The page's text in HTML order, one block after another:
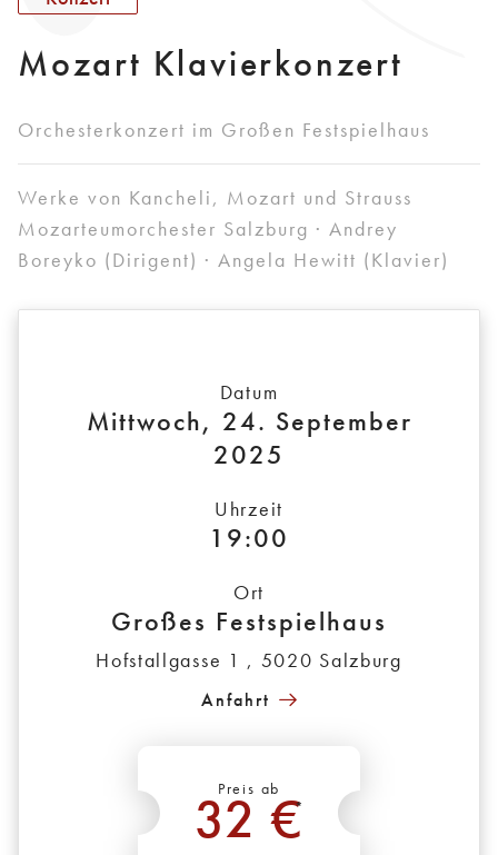
Mozart Klavierkonzert
Orchesterkonzert im Großen Festspielhaus
Werke von Kancheli, Mozart und Strauss
Mozarteumorchester Salzburg · Andrey
Boreyko (Dirigent) · Angela Hewitt (Klavier)
Datum
Mittwoch, 24. September
2025
Uhrzeit
19:00
Ort
Großes Festspielhaus
Hofstallgasse 1 , 5020 Salzburg
Anfahrt
Preis ab
32 €
*